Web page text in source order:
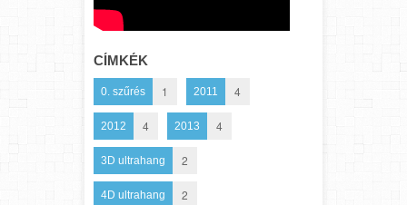
CÍMKÉK
0. szűrés 1 2011 4
2012 4 2013 4
3D ultrahang 2
4D ultrahang 2